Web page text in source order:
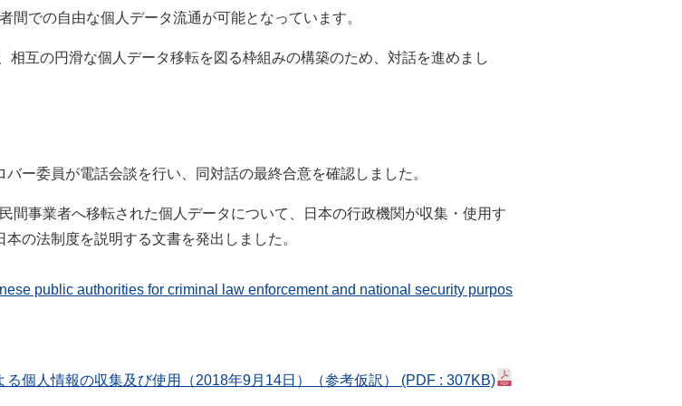
間での自由な個人データ流通が可能となっています。
互の円滑な個人データ移転を図る枠組みの構築のため、対話を進めまし
ー委員が電話会談を行い、同対話の最終合意を確認しました。
間事業者へ移転された個人データについて、日本の行政機関が収集・使用す
の法制度を説明する文書を発出しました。
public authorities for criminal law enforcement and national security purpos
個人情報の収集及び使用
（2018年9月14日） （参考仮訳） (PDF : 307KB)